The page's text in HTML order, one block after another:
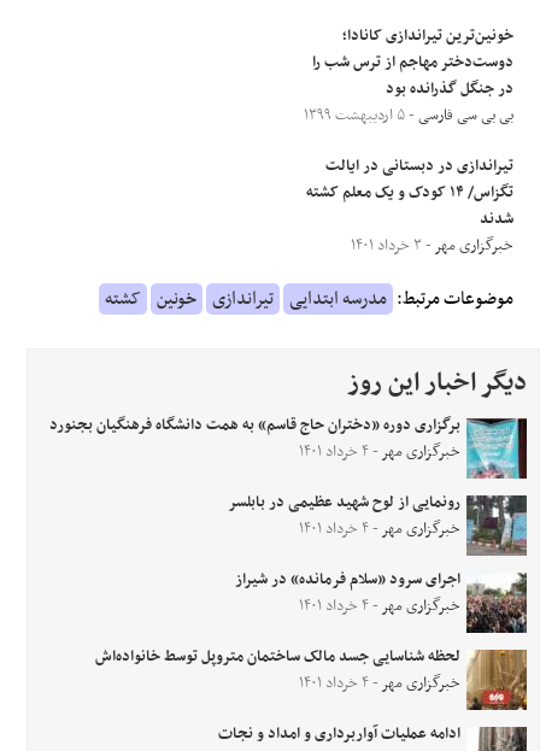
خونین‌ترین تیراندازی کانادا؛
دوست‌دختر مهاجم از ترس شب را
در جنگل گذرانده بود
بی بی سی فارسی- ۵ اردیبهشت ۱۳۹۹
تیراندازی در دبستانی در ایالت
تگزاس/ ۱۴ کودک و یک معلم کشته
شدند
خبرگزاری مهر- ۳ خرداد ۱۴۰۱
موضوعات مرتبط: مدرسه ابتدایی تیراندازی خونین کشته
دیگر اخبار این روز
برگزاری دوره «دختران حاج قاسم» به همت دانشگاه فرهنگیان بجنورد
خبرگزاری مهر- ۴ خرداد ۱۴۰۱
رونمایی از لوح شهید عظیمی در بابلسر
خبرگزاری مهر- ۴ خرداد ۱۴۰۱
اجرای سرود «سلام فرمانده» در شیراز
خبرگزاری مهر- ۴ خرداد ۱۴۰۱
لحظه شناسایی جسد مالک ساختمان متروپل توسط خانواده‌اش
خبرگزاری مهر- ۴ خرداد ۱۴۰۱
ادامه عملیات آواربرداری و امداد و نجات